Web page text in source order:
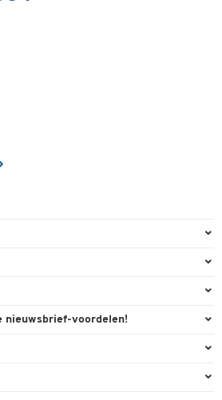
nieuwsbrief-voordelen!